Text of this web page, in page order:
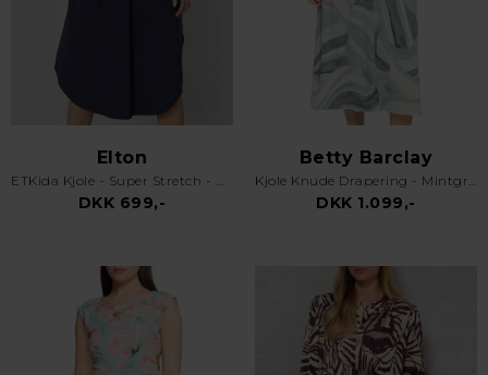
Elton
ETKida Kjole - Super Stretch - Mørkeblå
DKK 699,-
Betty Barclay
Kjole Knude Drapering - Mintgrøn
DKK 1.099,-